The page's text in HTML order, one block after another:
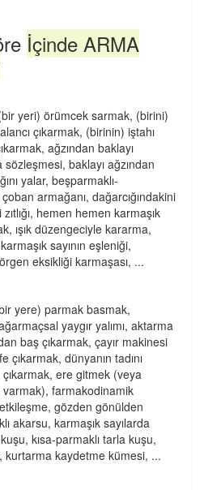
İçinde ARMA
yeri) örümcek sarmak, (birini)
çıkarmak, (birinin) iştahı
ağzından baklayı
baklayı ağzından
yalar, beşparmaklı-
armağanı, dağarcığındakini
hemen hemen karmaşık
ışık düzengeciyle kararma,
sayının eşleniği,
eksikliği karmaşası, ...
yere) parmak basmak,
yaygır yalımı, aktarma
baş çıkarmak, çayır makinesi
çıkarmak, dünyanın tadını
ere gitmek (veya
farmakodinamik
gözden gönülden
akarsu, karmaşık sayılarda
kısa-parmaklı tarla kuşu,
kaydetme kümesi, ...